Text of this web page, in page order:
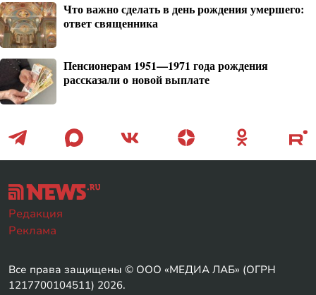
Что важно сделать в день рождения умершего:
ответ священника
Пенсионерам 1951—1971 года рождения
рассказали о новой выплате
Редакция
Реклама
Все права защищены © ООО «МЕДИА ЛАБ» (ОГРН
1217700104511) 2026.